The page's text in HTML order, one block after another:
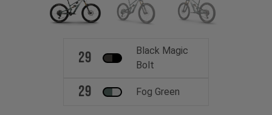
29
Black Magic
Bolt
29 Fog Green